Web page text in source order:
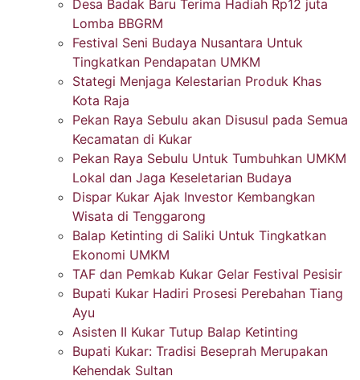
Desa Badak Baru Terima Hadiah Rp12 juta
Lomba BBGRM
Festival Seni Budaya Nusantara Untuk
Tingkatkan Pendapatan UMKM
Stategi Menjaga Kelestarian Produk Khas
Kota Raja
Pekan Raya Sebulu akan Disusul pada Semua
Kecamatan di Kukar
Pekan Raya Sebulu Untuk Tumbuhkan UMKM
Lokal dan Jaga Keseletarian Budaya
Dispar Kukar Ajak Investor Kembangkan
Wisata di Tenggarong
Balap Ketinting di Saliki Untuk Tingkatkan
Ekonomi UMKM
TAF dan Pemkab Kukar Gelar Festival Pesisir
Bupati Kukar Hadiri Prosesi Perebahan Tiang
Ayu
Asisten II Kukar Tutup Balap Ketinting
Bupati Kukar: Tradisi Beseprah Merupakan
Kehendak Sultan